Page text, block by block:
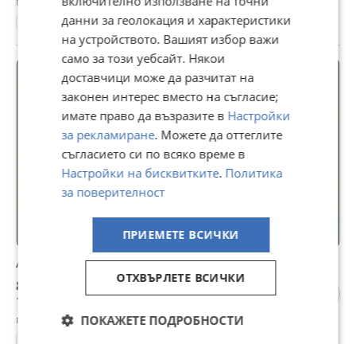
ет. 5 1991 3-стаен Тухла 1702 €/м²
Апартамент ново строителство
82 488 €
161 332,51 лв
гр. Асеновград, Пловдив, 27 юли
данни за геолокация и характеристики
на устройството. Вашият избор важи
само за този уебсайт. Някои
доставчици може да разчитат на
законен интерес вместо на съгласие;
имате право да възразите в Настройки
за рекламиране. Можете да оттеглите
съгласието си по всяко време в
Настройки на бисквитките. Политика
за поверителност
ПРИЕМЕТЕ ВСИЧКИ
ОТХВЪРЛЕТЕ ВСИЧКИ
ПОКАЖЕТЕ ПОДРОБНОСТИ